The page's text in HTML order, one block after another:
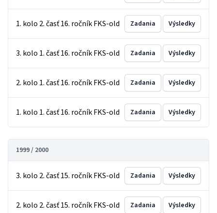
1. kolo 2. časť 16. ročník FKS-old Zadania Výsledky
3. kolo 1. časť 16. ročník FKS-old Zadania Výsledky
2. kolo 1. časť 16. ročník FKS-old Zadania Výsledky
1. kolo 1. časť 16. ročník FKS-old Zadania Výsledky
1999 / 2000
3. kolo 2. časť 15. ročník FKS-old Zadania Výsledky
2. kolo 2. časť 15. ročník FKS-old Zadania Výsledky